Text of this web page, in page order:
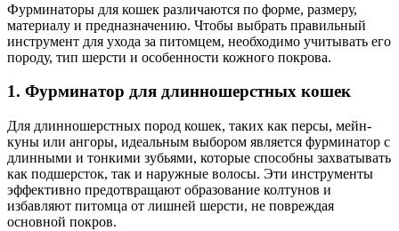
Фурминаторы для кошек различаются по форме, размеру,
материалу и предназначению. Чтобы выбрать правильный
инструмент для ухода за питомцем, необходимо учитывать его
породу, тип шерсти и особенности кожного покрова.
1. Фурминатор для длинношерстных кошек
Для длинношерстных пород кошек, таких как персы, мейн-
куны или ангоры, идеальным выбором является фурминатор с
длинными и тонкими зубьями, которые способны захватывать
как подшерсток, так и наружные волосы. Эти инструменты
эффективно предотвращают образование колтунов и
избавляют питомца от лишней шерсти, не повреждая
основной покров.